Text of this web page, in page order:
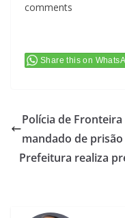
comments
Share this on
Polícia de
mandado de prisão
Prefeitura realiza